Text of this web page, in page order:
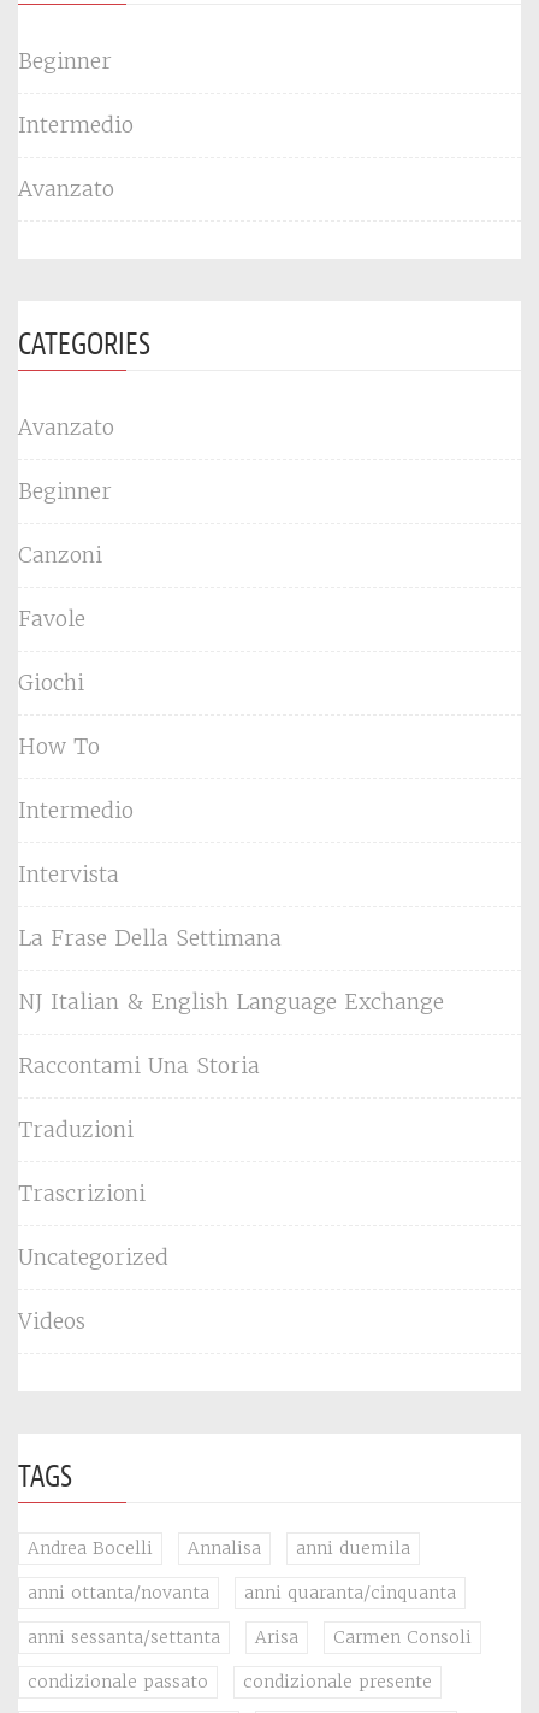
Beginner
Intermedio
Avanzato
CATEGORIES
Avanzato
Beginner
Canzoni
Favole
Giochi
How To
Intermedio
Intervista
La Frase Della Settimana
NJ Italian & English Language Exchange
Raccontami Una Storia
Traduzioni
Trascrizioni
Uncategorized
Videos
TAGS
Andrea Bocelli Annalisa anni duemila
anni ottanta/novanta anni quaranta/cinquanta
anni sessanta/settanta Arisa Carmen Consoli
condizionale passato condizionale presente